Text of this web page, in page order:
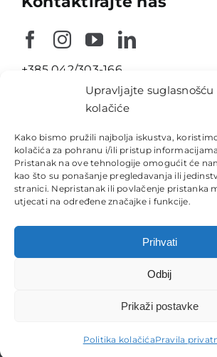
Upravljajte suglasnošću
kolačiće
Kako bismo pružili najbolja iskustva,
kolačića za pohranu i/ili pristup
Pristanak na ove tehnologije omogućit će
kao što su ponašanje pregledavanja ili
stranici. Nepristanak ili povlačenje pristanka
utjecati na određene značajke i funkcije.
Prihvati
Odbij
Prikaži postavke
Politika kolačićaPravila
+385 042/303-166
info@nika-konstrukcije.hr
Ulica Braće Radića 23
42208 Petrijanec
Republika Hrvatska
Pravila privatnosti Politika
Powered byAdssential